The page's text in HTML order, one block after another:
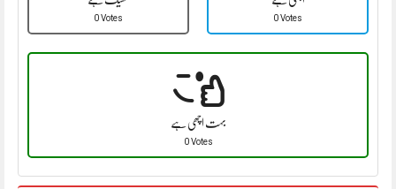
0 Votes 0 Votes
بہت اچھی ہے
0 Votes